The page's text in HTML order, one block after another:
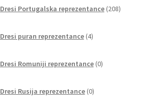
Dresi Portugalska reprezentance 208izdelkov
Dresi puran reprezentance 4izdelki
Dresi Romuniji reprezentance 0izdelkov
Dresi Rusija reprezentance 0izdelkov